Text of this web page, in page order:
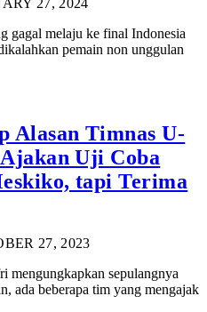
gagal melaju ke final Indonesia
pemain non unggulan
Alasan Timnas U-
Uji Coba
tapi Terima
27, 2023
mengungkapkan sepulangnya
ada beberapa tim yang mengajak